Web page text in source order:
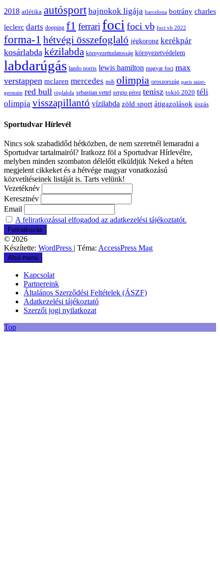
2018 atlétika autósport bajnokok ligája barcelona botrány charles
leclerc darts dopping f1 ferrari foci foci vb foci vb 2022
forma-1 hétvégi összefoglaló jégkorong kerékpár
kosárlabda kézilabda környezettudatosság környezetvédelem
labdarúgás lando norris lewis hamilton magyar foci max
verstappen mclaren mercedes nob olimpia oroszország paris saint-
germain red bull röplabda sebastian vettel sergio pérez tenisz tokió 2020 téli
olimpia visszapillantó vízilabda zöld sport átigazolások úszás
Sportudvar Hírlevél
Nincs sok szabadidőd hétközben, de nem szeretnél lemaradni a
Sportudvar tartalmairól? Iratkozz föl a Sportudvar Hírlevélre,
melyben minden szombaton délelőtt elküldjük Neked a héten
megjelent cikkeket és a hétvége magyar vonatkozású
közvetítéseinek listáját is. Tarts velünk!
Vezetéknév
Keresztnév
Email
A feliratkozással elfogadod az adatkezelési tájékoztatót.
© 2026
Készítette: WordPress | Téma: AccessPress Mag
Alsó menü
Kapcsolat
Partnereink
Általános Szerződési Feltételek (ÁSZF)
Adatkezelési tájékoztató
Szerzői jogi nyilatkozat
Top